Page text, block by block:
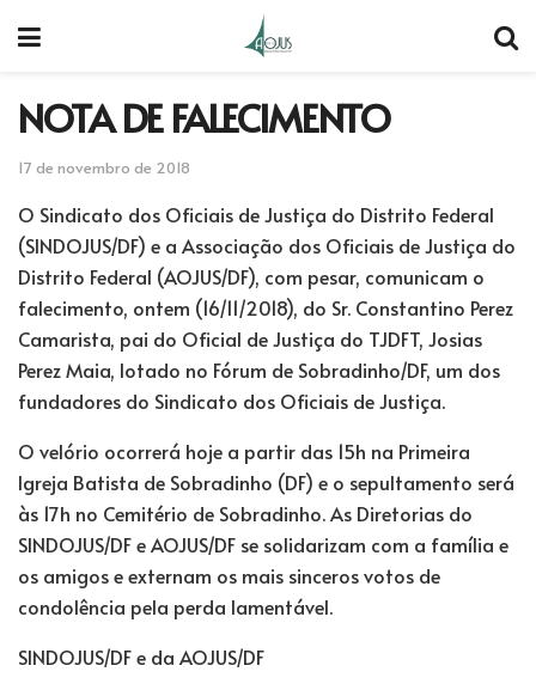
NOTA DE FALECIMENTO
17 de novembro de 2018
O Sindicato dos Oficiais de Justiça do Distrito Federal
(SINDOJUS/DF) e a Associação dos Oficiais de Justiça do
Distrito Federal (AOJUS/DF), com pesar, comunicam o
falecimento, ontem (16/11/2018), do Sr. Constantino Perez
Camarista, pai do Oficial de Justiça do TJDFT, Josias
Perez Maia, lotado no Fórum de Sobradinho/DF, um dos
fundadores do Sindicato dos Oficiais de Justiça.
O velório ocorrerá hoje a partir das 15h na Primeira
Igreja Batista de Sobradinho (DF) e o sepultamento será
às 17h no Cemitério de Sobradinho. As Diretorias do
SINDOJUS/DF e AOJUS/DF se solidarizam com a família e
os amigos e externam os mais sinceros votos de
condolência pela perda lamentável.
SINDOJUS/DF e da AOJUS/DF